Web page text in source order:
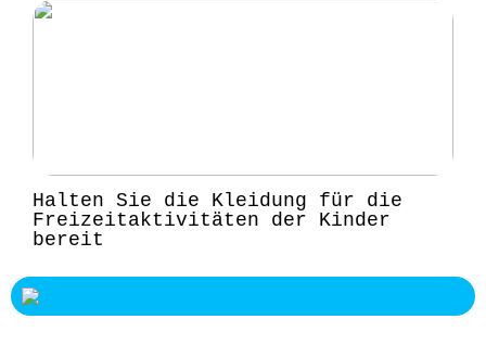
Halten Sie die Kleidung für die
Freizeitaktivitäten der Kinder
bereit